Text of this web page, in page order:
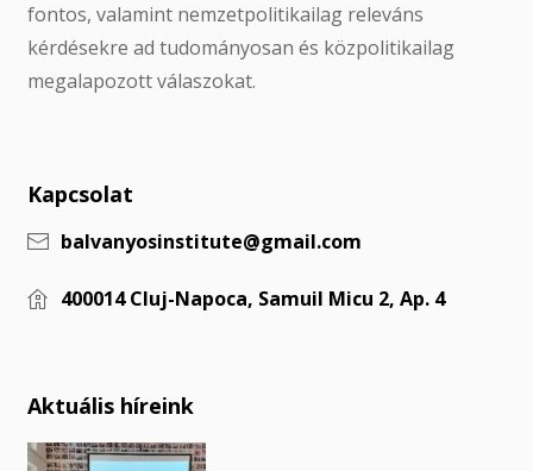
fontos, valamint nemzetpolitikailag releváns
kérdésekre ad tudományosan és közpolitikailag
megalapozott válaszokat.
Kapcsolat
balvanyosinstitute@gmail.com
400014 Cluj-Napoca, Samuil Micu 2, Ap. 4
Aktuális híreink